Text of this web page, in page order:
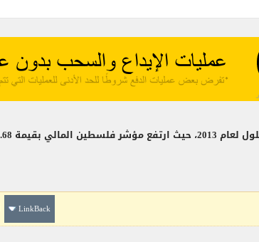
LinkBack